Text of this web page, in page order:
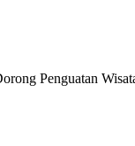
Penguatan